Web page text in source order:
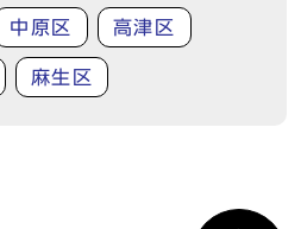
中原区 高津区
麻生区